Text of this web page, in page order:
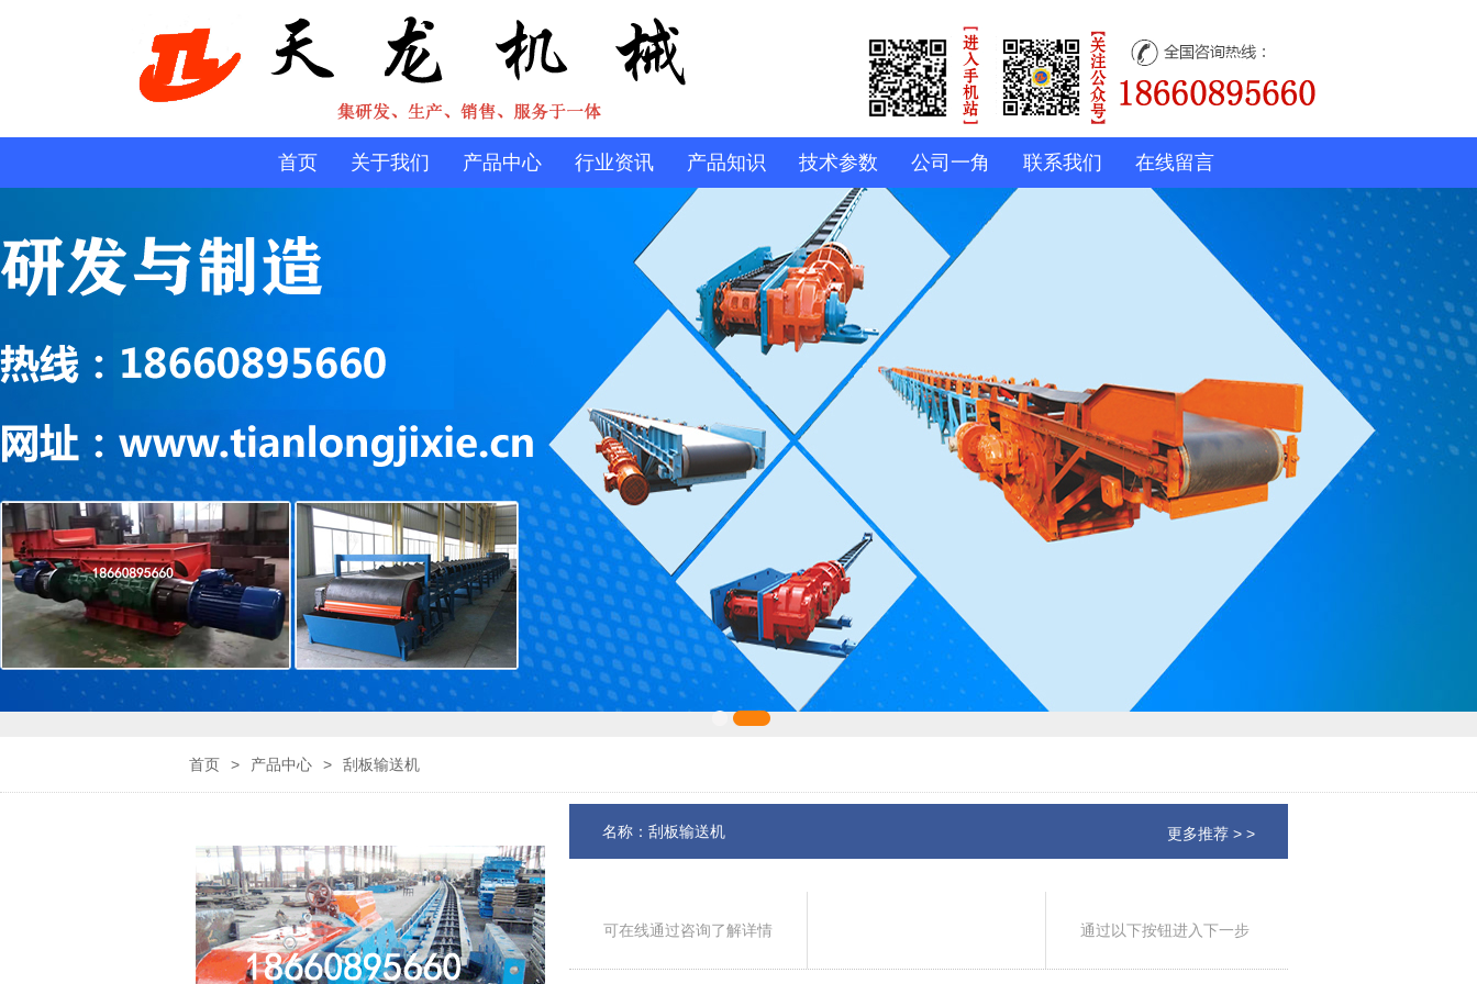
首页 关于我们 产品中心 行业资讯 产品知识 技术参数 公司一角 联系我们 在线留言
首页 > 产品中心 > 刮板输送机
名称：刮板输送机 更多推荐 > >
可在线通过咨询了解详情 通过以下按钮进入下一步